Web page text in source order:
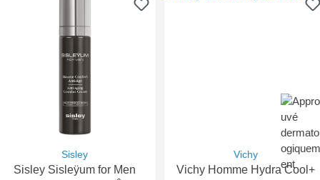
Sisley
Sisley Sisleÿum for Men
Vichy
Vichy Homme Hydra Cool+